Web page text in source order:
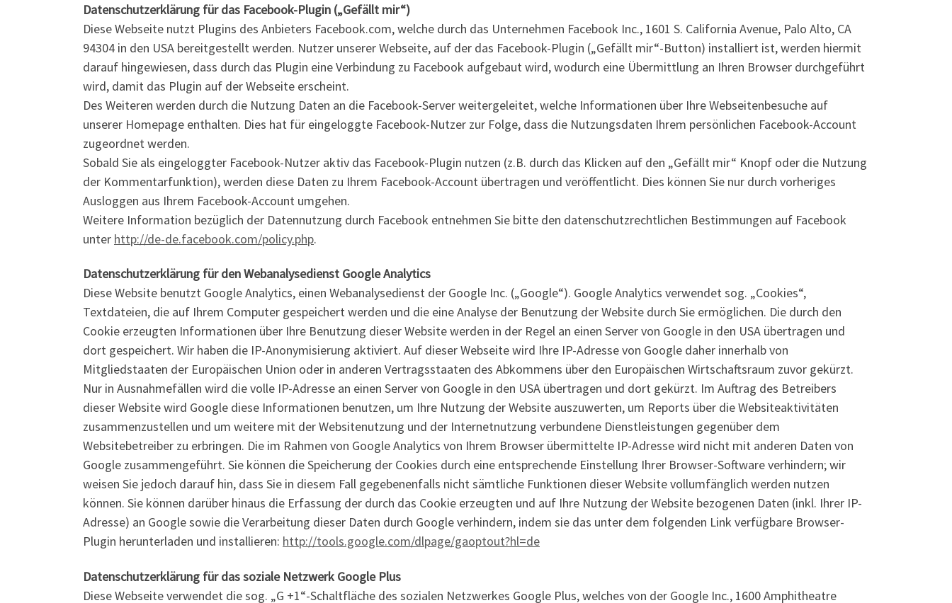
Datenschutzerklärung für das Facebook-Plugin („Gefällt mir“)
Diese Webseite nutzt Plugins des Anbieters Facebook.com, welche durch das Unternehmen Facebook Inc., 1601 S. California Avenue, Palo Alto, CA
94304 in den USA bereitgestellt werden. Nutzer unserer Webseite, auf der das Facebook-Plugin („Gefällt mir“-Button) installiert ist, werden hiermit
darauf hingewiesen, dass durch das Plugin eine Verbindung zu Facebook aufgebaut wird, wodurch eine Übermittlung an Ihren Browser durchgeführt
wird, damit das Plugin auf der Webseite erscheint.
Des Weiteren werden durch die Nutzung Daten an die Facebook-Server weitergeleitet, welche Informationen über Ihre Webseitenbesuche auf
unserer Homepage enthalten. Dies hat für eingeloggte Facebook-Nutzer zur Folge, dass die Nutzungsdaten Ihrem persönlichen Facebook-Account
zugeordnet werden.
Sobald Sie als eingeloggter Facebook-Nutzer aktiv das Facebook-Plugin nutzen (z.B. durch das Klicken auf den „Gefällt mir“ Knopf oder die Nutzung
der Kommentarfunktion), werden diese Daten zu Ihrem Facebook-Account übertragen und veröffentlicht. Dies können Sie nur durch vorheriges
Ausloggen aus Ihrem Facebook-Account umgehen.
Weitere Information bezüglich der Datennutzung durch Facebook entnehmen Sie bitte den datenschutzrechtlichen Bestimmungen auf Facebook
unter http://de-de.facebook.com/policy.php.
Datenschutzerklärung für den Webanalysedienst Google Analytics
Diese Website benutzt Google Analytics, einen Webanalysedienst der Google Inc. („Google“). Google Analytics verwendet sog. „Cookies“,
Textdateien, die auf Ihrem Computer gespeichert werden und die eine Analyse der Benutzung der Website durch Sie ermöglichen. Die durch den
Cookie erzeugten Informationen über Ihre Benutzung dieser Website werden in der Regel an einen Server von Google in den USA übertragen und
dort gespeichert. Wir haben die IP-Anonymisierung aktiviert. Auf dieser Webseite wird Ihre IP-Adresse von Google daher innerhalb von
Mitgliedstaaten der Europäischen Union oder in anderen Vertragsstaaten des Abkommens über den Europäischen Wirtschaftsraum zuvor gekürzt.
Nur in Ausnahmefällen wird die volle IP-Adresse an einen Server von Google in den USA übertragen und dort gekürzt. Im Auftrag des Betreibers
dieser Website wird Google diese Informationen benutzen, um Ihre Nutzung der Website auszuwerten, um Reports über die Websiteaktivitäten
zusammenzustellen und um weitere mit der Websitenutzung und der Internetnutzung verbundene Dienstleistungen gegenüber dem
Websitebetreiber zu erbringen. Die im Rahmen von Google Analytics von Ihrem Browser übermittelte IP-Adresse wird nicht mit anderen Daten von
Google zusammengeführt. Sie können die Speicherung der Cookies durch eine entsprechende Einstellung Ihrer Browser-Software verhindern; wir
weisen Sie jedoch darauf hin, dass Sie in diesem Fall gegebenenfalls nicht sämtliche Funktionen dieser Website vollumfänglich werden nutzen
können. Sie können darüber hinaus die Erfassung der durch das Cookie erzeugten und auf Ihre Nutzung der Website bezogenen Daten (inkl. Ihrer IP-
Adresse) an Google sowie die Verarbeitung dieser Daten durch Google verhindern, indem sie das unter dem folgenden Link verfügbare Browser-
Plugin herunterladen und installieren: http://tools.google.com/dlpage/gaoptout?hl=de
Datenschutzerklärung für das soziale Netzwerk Google Plus
Diese Webseite verwendet die sog. „G +1“-Schaltfläche des sozialen Netzwerkes Google Plus, welches von der Google Inc., 1600 Amphitheatre